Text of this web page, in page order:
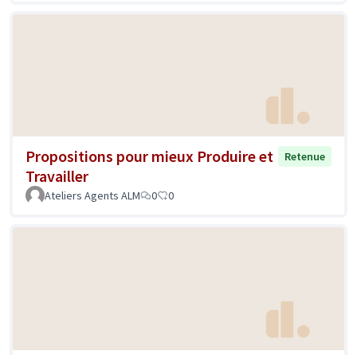
Propositions pour mieux Produire et
Travailler
Retenue
Ateliers Agents ALM 0 0